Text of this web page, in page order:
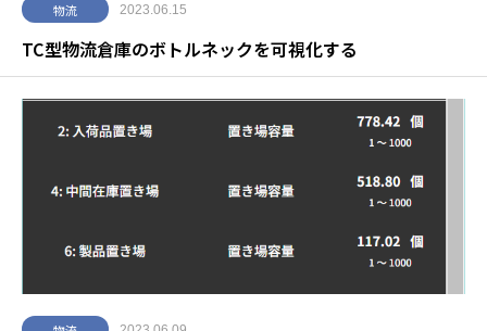
物流 2023.06.15
TC型物流倉庫のボトルネックを可視化する